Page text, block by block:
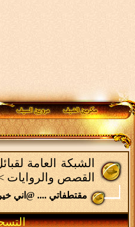
الشبكة العامة
القصص والروايات
مقتطفاتي .... @اني